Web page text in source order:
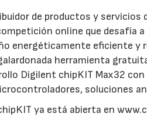
de productos y
online que desafía
energéticamente eficiente y
herramienta
Digilent chipKIT Max32
soluciones
ya está abierta en